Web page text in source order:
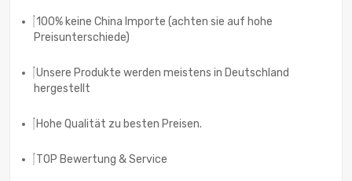
100% keine China Importe (achten sie auf hohe
Preisunterschiede)
Unsere Produkte werden meistens in Deutschland
hergestellt
Hohe Qualität zu besten Preisen.
TOP Bewertung & Service